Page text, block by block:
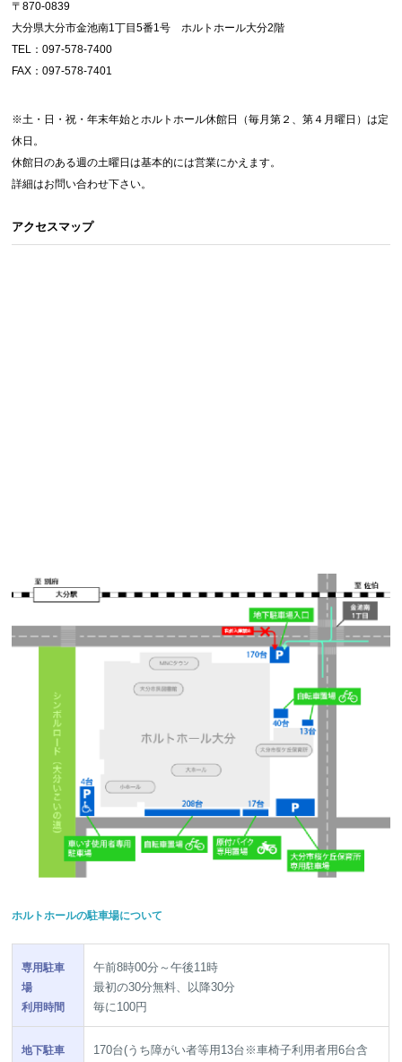
〒870-0839
大分県大分市金池南1丁目5番1号 ホルトホール大分2階
TEL：097-578-7400
FAX：097-578-7401
※土・日・祝・年末年始とホルトホール休館日（毎月第２、第４月曜日）は定
休日。
休館日のある週の土曜日は基本的には営業にかえます。
詳細はお問い合わせ下さい。
アクセスマップ
ホルトホールの駐車場について
専用駐車
場
利用時間
午前8時00分～午後11時
最初の30分無料、以降30分
毎に100円
地下駐車
170台(うち障がい者等用13台※車椅子利用者用6台含